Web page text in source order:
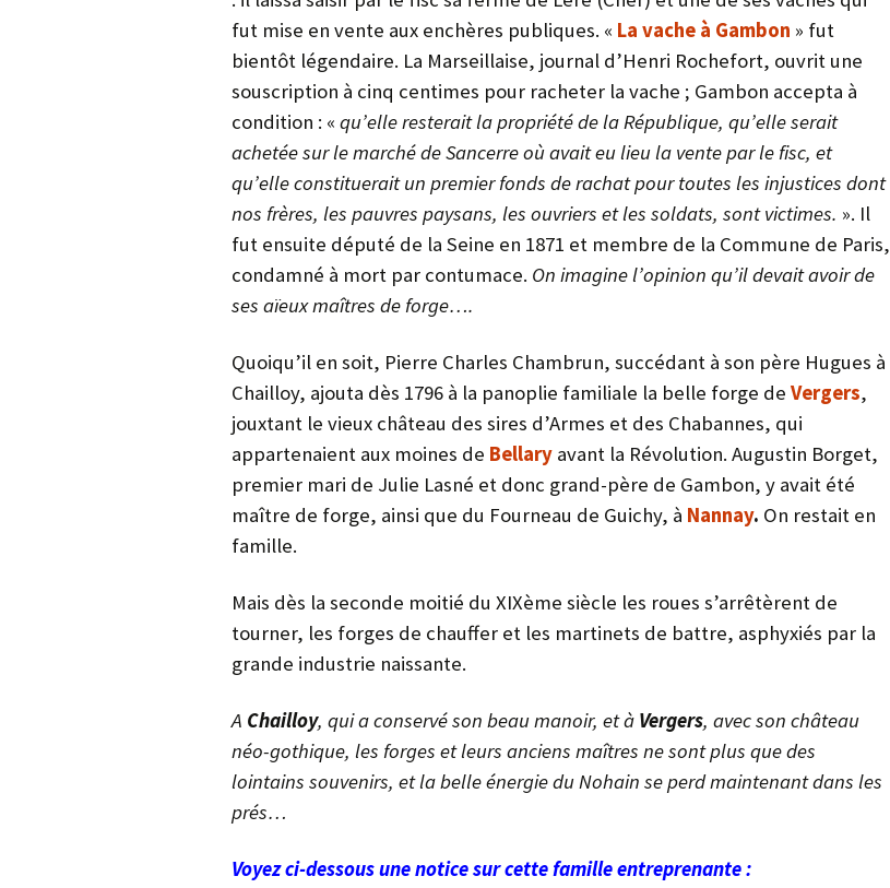
fut mise en vente aux enchères publiques. « La vache à Gambon » fut
bientôt légendaire. La Marseillaise, journal d’Henri Rochefort, ouvrit une
souscription à cinq centimes pour racheter la vache ; Gambon accepta à
condition : « qu’elle resterait la propriété de la République, qu’elle serait
achetée sur le marché de Sancerre où avait eu lieu la vente par le fisc, et
qu’elle constituerait un premier fonds de rachat pour toutes les injustices dont
nos frères, les pauvres paysans, les ouvriers et les soldats, sont victimes. ». Il
fut ensuite député de la Seine en 1871 et membre de la Commune de Paris,
condamné à mort par contumace. On imagine l’opinion qu’il devait avoir de
ses aïeux maîtres de forge….
Quoiqu’il en soit, Pierre Charles Chambrun, succédant à son père Hugues à
Chailloy, ajouta dès 1796 à la panoplie familiale la belle forge de Vergers,
jouxtant le vieux château des sires d’Armes et des Chabannes, qui
appartenaient aux moines de Bellary avant la Révolution. Augustin Borget,
premier mari de Julie Lasné et donc grand-père de Gambon, y avait été
maître de forge, ainsi que du Fourneau de Guichy, à Nannay. On restait en
famille.
Mais dès la seconde moitié du XIXème siècle les roues s’arrêtèrent de
tourner, les forges de chauffer et les martinets de battre, asphyxiés par la
grande industrie naissante.
A Chailloy, qui a conservé son beau manoir, et à Vergers, avec son château
néo-gothique, les forges et leurs anciens maîtres ne sont plus que des
lointains souvenirs, et la belle énergie du Nohain se perd maintenant dans les
prés…
Voyez ci-dessous une notice sur cette famille entreprenante :